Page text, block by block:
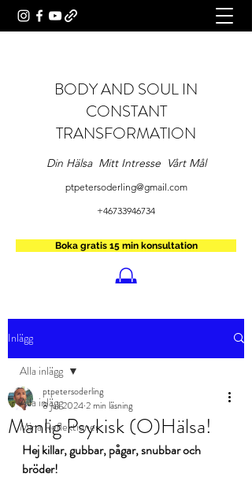
BODY AND SOUL IN
CONSTANT
TRANSFORMATION
Din Hälsa Mitt Intresse Vårt Mål
ptpetersoderling@gmail.com
+46733946734
Boka gratis 15 min konsultation
Inlägg
Alla inlägg
Mina Reflektioner
Alla inlägg
Manlig Psykisk (O)Hälsa!
ptpetersoderling
8 juli 20242 min läsning
Hej killar, gubbar, pågar, snubbar och
bröder!